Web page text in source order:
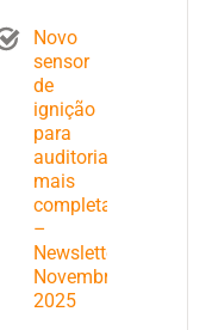
Novo
sensor
de
ignição
para
auditorias
mais
completas
–
Newsletter
Novembro
2025